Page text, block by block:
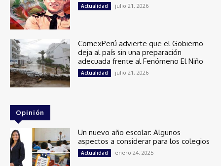
Actualidad julio 21, 2026
ComexPerú advierte que el Gobierno
deja al país sin una preparación
adecuada frente al Fenómeno El Niño
Actualidad julio 21, 2026
Opinión
Un nuevo año escolar: Algunos
aspectos a considerar para los colegios
Actualidad enero 24, 2025